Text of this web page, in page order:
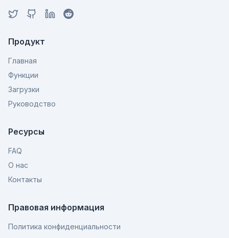
Продукт
Главная
Функции
Загрузки
Руководство
Ресурсы
FAQ
О нас
Контакты
Правовая информация
Политика конфиденциальности